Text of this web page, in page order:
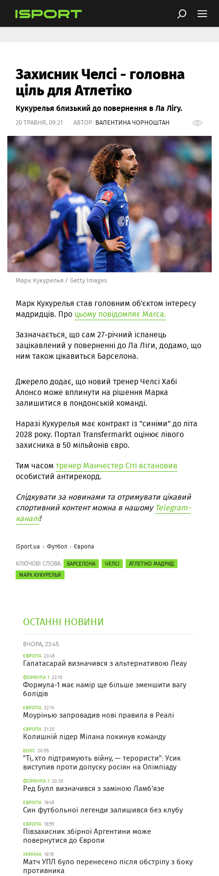
Захисник Челсі - головна
ціль для Атлетіко
Кукурелья близький до повернення в Ла Лігу.
20 ТРАВНЯ, 09:21 АВТОР: ВАЛЕНТИНА ЧОРНОШТАН
Марк Кукурелья / Getty Images
Марк Кукурелья став головним об'єктом інтересу
мадридців. Про цьому повідомляє Marca.
Зазначається, що сам 27-річний іспанець
зацікавлений у поверненні до Ла Ліги, додамо, що
ним також цікавиться Барселона.
Джерело додає, що новий тренер Челсі Хабі
Алонсо може вплинути на рішення Марка
залишитися в лондонській команді.
Наразі Кукурелья має контракт із "синіми" до літа
2028 року. Портал Transfermarkt оцінює лівого
захисника в 50 мільйонів євро.
Тим часом тренер Манчестер Сіті встановив
особистий антирекорд.
Слідкувати за новинами та отримувати цікавий
спортивний контент можна в нашомуTelegram-
каналі!
iSport.ua Футбол Європа
КЛЮЧОВІ СЛОВА: БАРСЕЛОНА ЧЕЛСІ
АТЛЕТІКО МАДРИД
МАРК КУКУРЕЛЬЯ
ОСТАННІ НОВИНИ
ВЧОРА, 23:45
ЄВРОПА 23:45
Галатасарай визначився з альтернативою Леау
ФОРМУЛА 1 23:10
Формула-1 має намір ще більше зменшити вагу
болідів
ЄВРОПА 22:14
Моурінью запровадив нові правила в Реалі
ЄВРОПА 21:20
Колишній лідер Мілана покинув команду
БОКС 20:55
"Ті, хто підтримують війну, — терористи": Усик
виступив проти допуску росіян на Олімпіаду
ФОРМУЛА 1 20:30
Ред Булл визначився з заміною Ламб'язе
ЄВРОПА 19:45
Син футбольної легенди залишився без клубу
ЄВРОПА 18:55
Півзахисник збірної Аргентини може
повернутися до Європи
УКРАЇНА 18:15
Матч УПЛ було перенесено після обстрілу з боку
противника